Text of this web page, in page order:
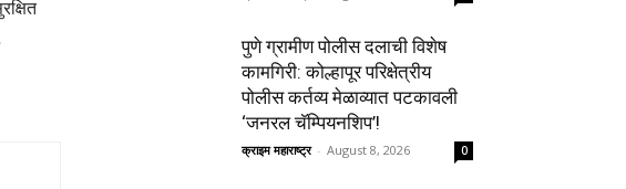
पुणे ग्रामीण पोलीस दलाची विशेष
कामगिरी: कोल्हापूर परिक्षेत्रीय
पोलीस कर्तव्य मेळाव्यात पटकावली
‘जनरल चॅम्पियनशिप’!
क्राइम महाराष्ट्र - August 8, 2026 0